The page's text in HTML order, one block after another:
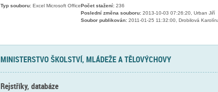
Typ souboru:Excel Microsoft Office Počet stažení:236
Poslední změna souboru:2013-10-03 07:26:20, Urban Jiří
Soubor publikován:2011-01-25 11:32:00, Drobilová
MINISTERSTVO ŠKOLSTVÍ, MLÁDEŽE A TĚLOVÝCHOVY
Rejstříky, databáze